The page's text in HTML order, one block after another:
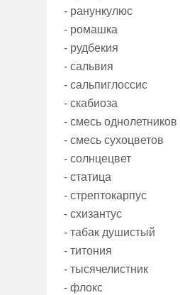
- ранункулюс
- ромашка
- рудбекия
- сальвия
- сальпиглоссис
- скабиоза
- смесь однолетников
- смесь сухоцветов
- солнцецвет
- статица
- стрептокарпус
- схизантус
- табак душистый
- титония
- тысячелистник
- флокс